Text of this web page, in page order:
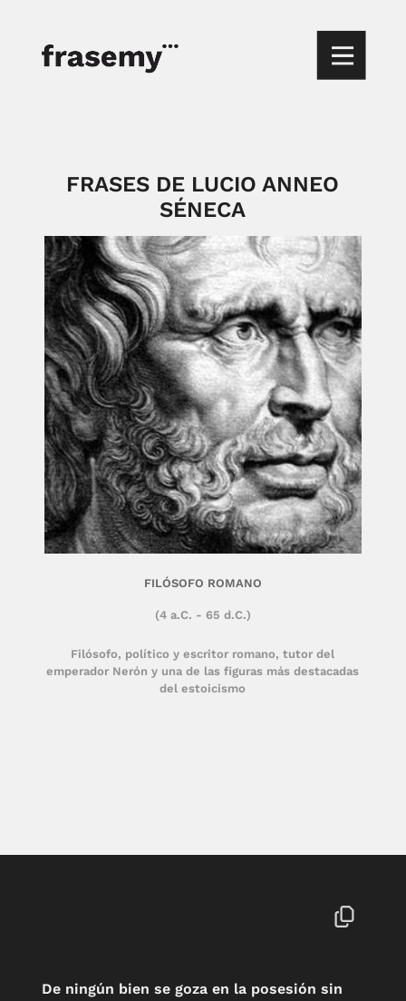
FRASES DE LUCIO ANNEO
SÉNECA
Filósofo, político y escritor romano, tutor del
emperador Nerón y una de las figuras más destacadas
del estoicismo
(4 a.C. - 65 d.C.)
FILÓSOFO ROMANO
De ningún bien se goza en la posesión sin